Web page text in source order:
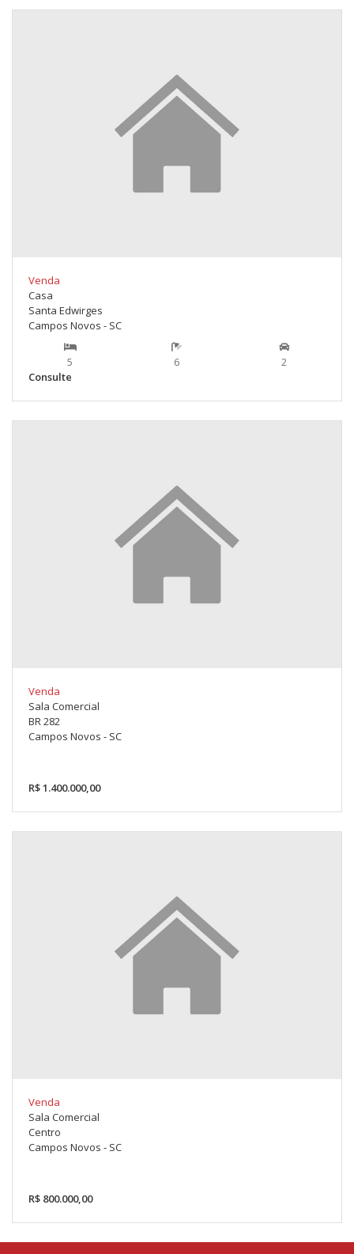
Venda
Casa
Santa Edwirges
Campos Novos - SC
5 6
2
Consulte
Venda
Sala Comercial
BR 282
Campos Novos - SC
R$ 1.400.000,00
Venda
Sala Comercial
Centro
Campos Novos - SC
R$ 800.000,00